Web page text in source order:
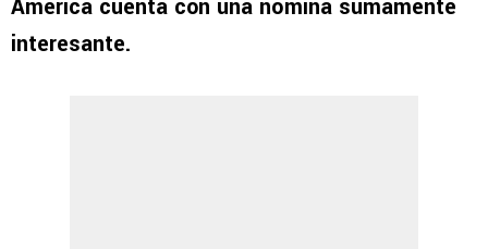
América cuenta con una nómina sumamente
interesante.